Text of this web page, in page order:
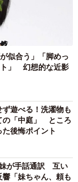
似合う」「脚めっ
ト」 幻想的な近影
ず遊べる！洗濯物も
の「中庭」 ところ
後悔ポイント
が手話通訳 互い
「妹ちゃん、頼も